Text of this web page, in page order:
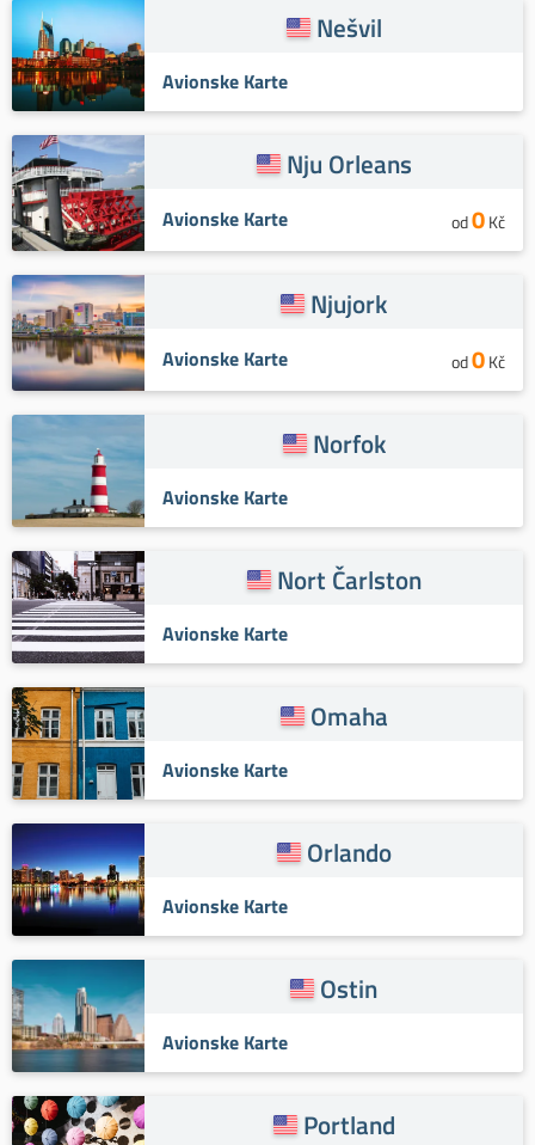
Nešvil
Avionske Karte
Nju Orleans
Avionske Karte od0Kč
Njujork
Avionske Karte od0Kč
Norfok
Avionske Karte
Nort Čarlston
Avionske Karte
Omaha
Avionske Karte
Orlando
Avionske Karte
Ostin
Avionske Karte
Portland